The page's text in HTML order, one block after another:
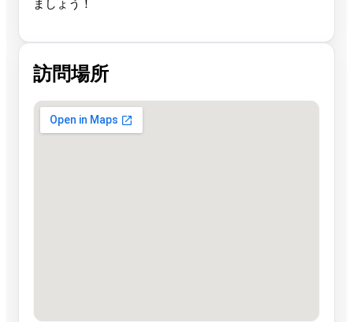
ましょう！
訪問場所